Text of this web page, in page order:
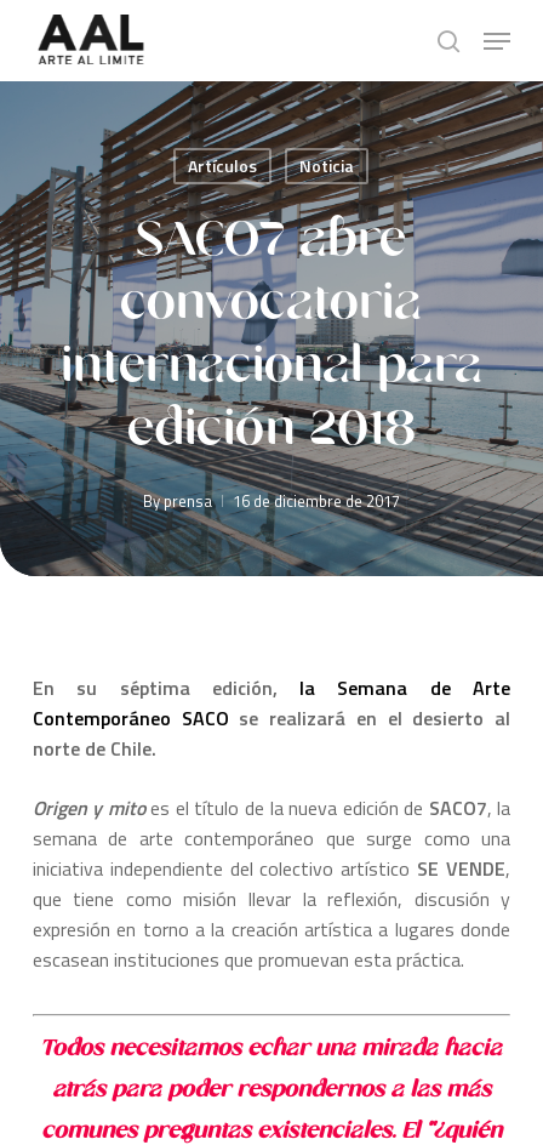
main
search
Menu
Artículos Noticia
SACO7 abre
convocatoria
internacional para
edición 2018
Byprensa 16 de diciembre de 2017
En su séptima edición, la Semana de Arte
Contemporáneo SACO se realizará en el desierto al
norte de Chile.
Origen y mitoes el título de la nueva edición de SACO7, la
semana de arte contemporáneo que surge como una
iniciativa independiente del colectivo artístico SE VENDE,
que tiene como misión llevar la reflexión, discusión y
expresión en torno a la creación artística a lugares donde
escasean instituciones que promuevan esta práctica.
Todos necesitamos echar una mirada hacia
atrás para poder respondernos a las más
comunes preguntas existenciales. El “¿quién